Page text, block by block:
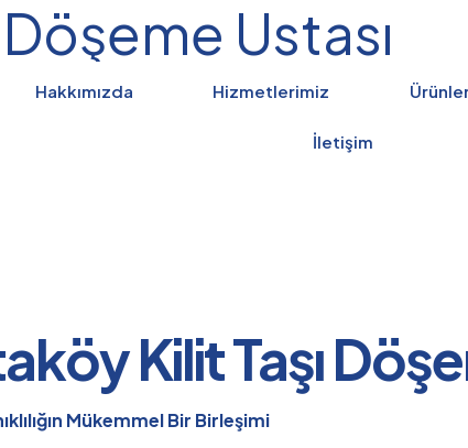
Hakkımızda Hizmetlerimiz
İletişim
Ustası
Kilit Taşı
Mükemmel Bir Birleşimi